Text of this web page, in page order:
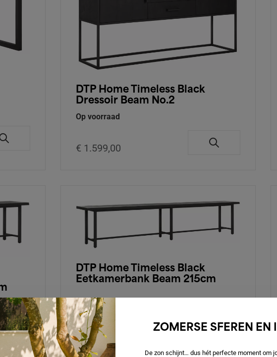
DTP Home Timeless Black
Dressoir Beam No.2
Op voorraad
€ 1.599,00
DTP Home Timeless Black
Eetkamerbank Beam 215cm
€ 849,00
ZOMERSE SFEREN EN
De zon schijnt… dus hét perfecte moment om